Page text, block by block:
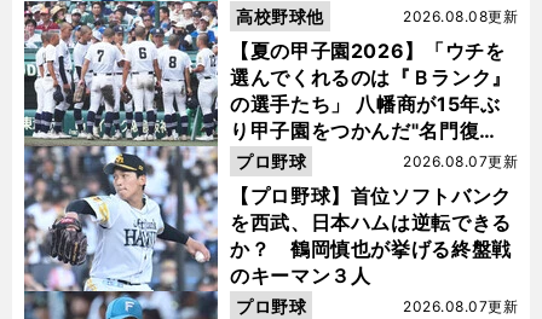
【夏の甲子園2026】「ウチを
選んでくれるのは『Ｂランク』
の選手たち」 八幡商が15年ぶ
り甲子園をつかんだ"名門復
活"の舞台裏
2026.08.08更新
高校野球他
【プロ野球】首位ソフトバンク
を西武、日本ハムは逆転できる
か？ 鶴岡慎也が挙げる終盤戦
のキーマン３人
2026.08.07更新
プロ野球
2026.08.07更新
プロ野球